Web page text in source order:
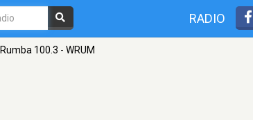
RADIO
Rumba 100.3 - WRUM